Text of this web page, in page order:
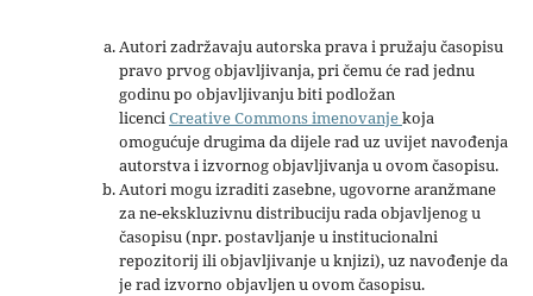
Autori zadržavaju autorska prava i pružaju časopisu
pravo prvog objavljivanja, pri čemu će rad jednu
godinu po objavljivanju biti podložan
licenciCreative Commons imenovanjekoja
omogućuje drugima da dijele rad uz uvijet navođenja
autorstva i izvornog objavljivanja u ovom časopisu.
Autori mogu izraditi zasebne, ugovorne aranžmane
za ne-ekskluzivnu distribuciju rada objavljenog u
časopisu (npr. postavljanje u institucionalni
repozitorij ili objavljivanje u knjizi), uz navođenje da
je rad izvorno objavljen u ovom časopisu.